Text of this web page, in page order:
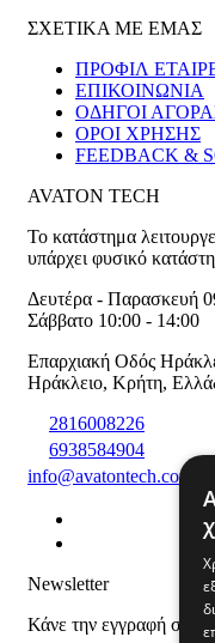
ΣΧΕΤΙΚΑ ΜΕ ΕΜΑΣ
ΠΡΟΦΙΛ
ΕΠΙΚΟΙΝΩΝΙΑ
ΟΔΗΓΟΙ
ΟΡΟΙ ΧΡΗΣΗΣ
FEEDBACK &
AVATON TECH
Το κατάστημα
υπάρχει φυσικό
Δευτέρα - Παρασκευή
Σάββατο 10:00 - 14:00
Επαρχιακή Οδός
Ηράκλειο, Κρήτη,
2816008226
6938584904
info@avatontech.com
Newsletter
Κάνε την εγγραφή σου